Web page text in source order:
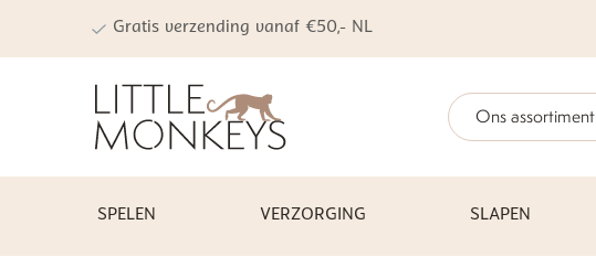
Gratis verzending vanaf €50,- NL
Ons assortiment
SPELEN VERZORGING SLAPEN